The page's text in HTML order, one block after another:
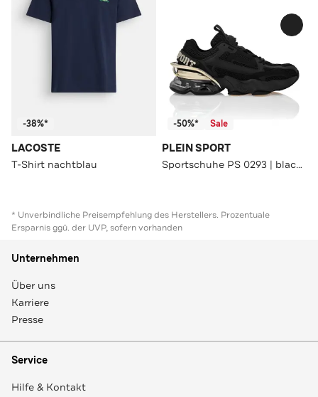
-38%*
LACOSTE
T-Shirt nachtblau
-50%* Sale
PLEIN SPORT
Sportschuhe PS 0293 | black/lightgold
* Unverbindliche Preisempfehlung des Herstellers. Prozentuale
Ersparnis ggü. der UVP, sofern vorhanden
Unternehmen
Über uns
Karriere
Presse
Service
Hilfe & Kontakt